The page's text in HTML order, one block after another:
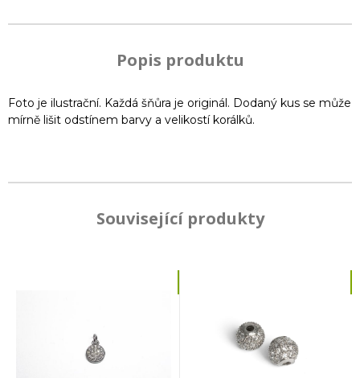
Popis produktu
Foto je ilustrační. Každá šňůra je originál. Dodaný kus se může
mírně lišit odstínem barvy a velikostí korálků.
Související produkty